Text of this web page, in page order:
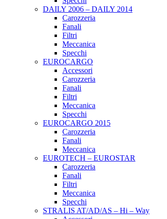
DAILY 2006 – DAILY 2014
Carozzeria
Fanali
Filtri
Meccanica
Specchi
EUROCARGO
Accessori
Carozzeria
Fanali
Filtri
Meccanica
Specchi
EUROCARGO 2015
Carozzeria
Fanali
Meccanica
EUROTECH – EUROSTAR
Carozzeria
Fanali
Filtri
Meccanica
Specchi
STRALIS AT/AD/AS – Hi – Way